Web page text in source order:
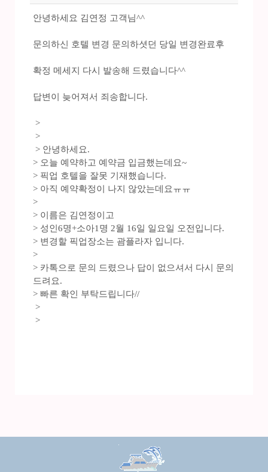
안녕하세요 김연정 고객님^^
문의하신 호텔 변경 문의하셧던 당일 변경완료후
확정 메세지 다시 발송해 드렸습니다^^
답변이 늦어져서 죄송합니다.
>
>
> 안녕하세요.
> 오늘 예약하고 예약금 입금했는데요~
> 픽업 호텔을 잘못 기재했습니다.
> 아직 예약확정이 나지 않았는데요ㅠㅠ
>
> 이름은 김연정이고
> 성인6명+소아1명 2월 16일 일요일 오전입니다.
> 변경할 픽업장소는 괌플라자 입니다.
>
> 카톡으로 문의 드렸으나 답이 없으셔서 다시 문의
드려요.
> 빠른 확인 부탁드립니다//
>
>